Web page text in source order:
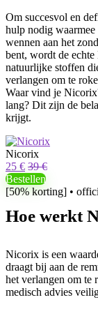
Om succesvol en
hulp nodig
wennen aan het
bent, wordt de
natuurlijke stoffen
verlangen om te
Waar vind je
lang? Dit zijn de
krijgt.
Nicorix
25 € 39 €
Bestellen
[50% korting] •
Hoe werkt
Nicorix is ​​een
draagt ​​bij aan de
het verlangen om te
medisch advies